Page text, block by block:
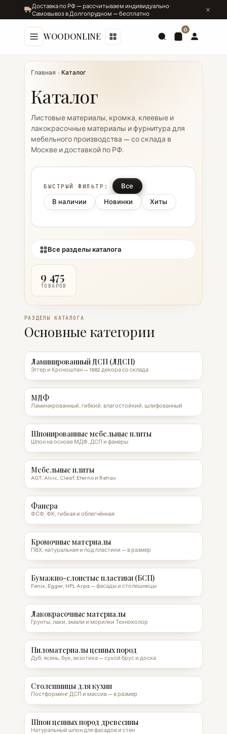
Доставка по РФ — рассчитываем индивидуально ·
Самовывоз в Долгопрудном — бесплатно
WOODONLINE
0
Главная › Каталог
Каталог
Листовые материалы, кромка, клеевые и
лакокрасочные материалы и фурнитура для
мебельного производства — со склада в
Москве и доставкой по РФ.
Все разделы каталога
9 475
ТОВАРОВ
БЫСТРЫЙ ФИЛЬТР:
Все
В наличии
Новинки Хиты
РАЗДЕЛЫ КАТАЛОГА
Основные категории
Ламинированный ДСП (ЛДСП)
Эггер и Кроношпан — 1882 декора со склада
МДФ
Ламинированный, гибкий, влагостойкий, шлифованный
Шпонированные мебельные плиты
Шпон на основе МДФ, ДСП и фанеры
Мебельные плиты
AGT, Alvic, Cleaf, Eterno и Rehau
Фанера
ФСФ, ФК, гибкая и облегчённая
Кромочные материалы
ПВХ, натуральная и под пластики — в размер
Бумажно-слоистые пластики (БСП)
Fenix, Egger, HPL Arpa — фасады и столешницы
Лакокрасочные материалы
Грунты, лаки, эмали и морилки Техноколор
Пиломатериалы ценных пород
Дуб, ясень, бук, экзотика — сухой брус и доска
Столешницы для кухни
Постформинг ДСП и массив — в размер
Шпон ценных пород древесины
Натуральный шпон для фасадов и стен